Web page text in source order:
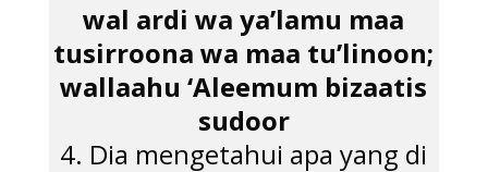
wal ardi wa ya’lamu maa
tusirroona wa maa tu’linoon;
wallaahu ‘Aleemum bizaatis
sudoor
4. Dia mengetahui apa yang di